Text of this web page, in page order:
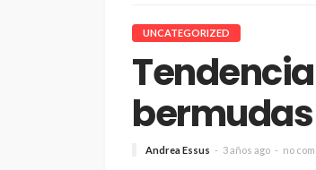
UNCATEGORIZED
Andrea Essus 3 años ago no